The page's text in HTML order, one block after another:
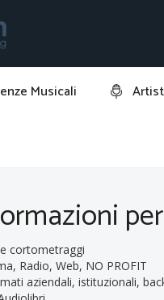
Musicali
per la licenza della
cortometraggi
Radio, Web, NO PROFIT
aziendali, istituzionali,